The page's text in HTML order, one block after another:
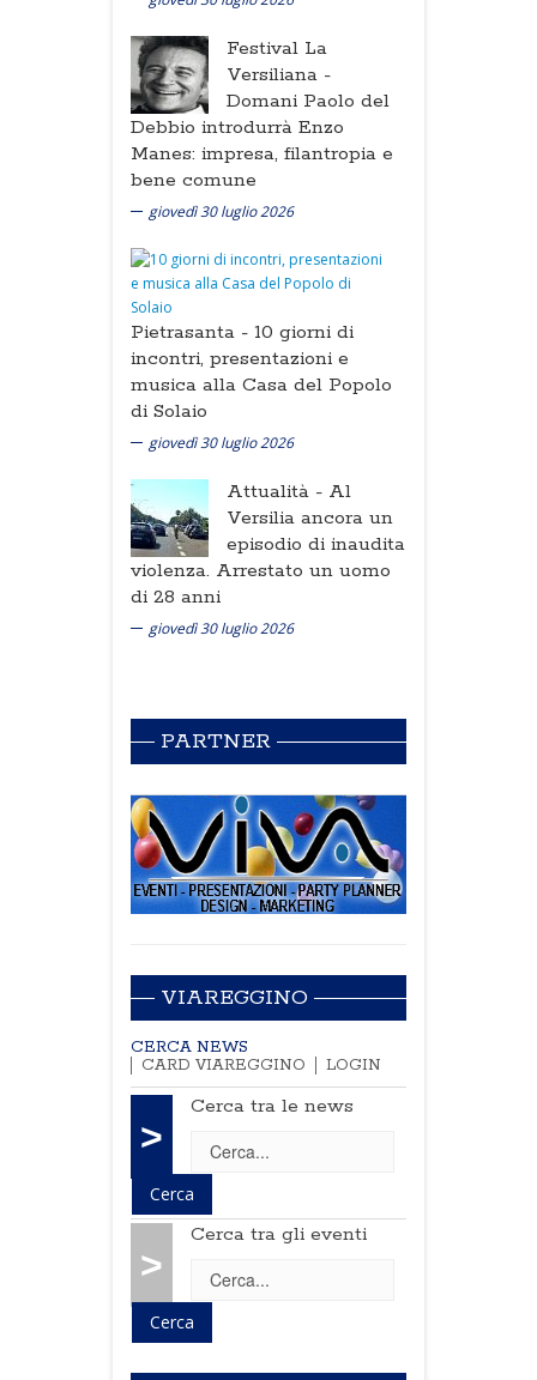
Festival La
Versiliana -
Domani Paolo del
Debbio introdurrà Enzo
Manes: impresa, filantropia e
bene comune
giovedì 30 luglio 2026
Pietrasanta - 10 giorni di
incontri, presentazioni e
musica alla Casa del Popolo
di Solaio
giovedì 30 luglio 2026
Attualità - Al
Versilia ancora un
episodio di inaudita
violenza. Arrestato un uomo
di 28 anni
giovedì 30 luglio 2026
PARTNER
VIAREGGINO
CERCA NEWS
CARD VIAREGGINO
LOGIN
>
Cerca tra le news
>
Cerca tra gli eventi